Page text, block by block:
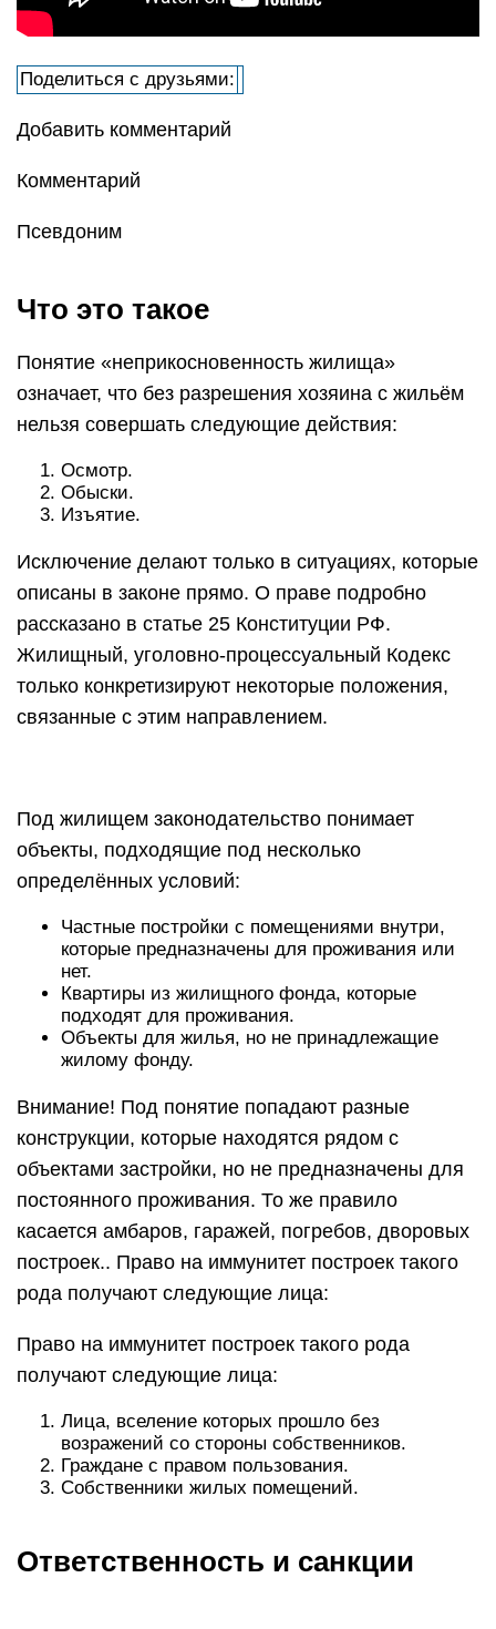
Поделиться с друзьями:
Добавить комментарий
Комментарий
Псевдоним
Что это такое
Понятие «неприкосновенность жилища»
означает, что без разрешения хозяина с жильём
нельзя совершать следующие действия:
Осмотр.
Обыски.
Изъятие.
Исключение делают только в ситуациях, которые
описаны в законе прямо. О праве подробно
рассказано в статье 25 Конституции РФ.
Жилищный, уголовно-процессуальный Кодекс
только конкретизируют некоторые положения,
связанные с этим направлением.
Под жилищем законодательство понимает
объекты, подходящие под несколько
определённых условий:
Частные постройки с помещениями внутри,
которые предназначены для проживания или
нет.
Квартиры из жилищного фонда, которые
подходят для проживания.
Объекты для жилья, но не принадлежащие
жилому фонду.
Внимание! Под понятие попадают разные
конструкции, которые находятся рядом с
объектами застройки, но не предназначены для
постоянного проживания. То же правило
касается амбаров, гаражей, погребов, дворовых
построек.. Право на иммунитет построек такого
рода получают следующие лица:
Право на иммунитет построек такого рода
получают следующие лица:
Лица, вселение которых прошло без
возражений со стороны собственников.
Граждане с правом пользования.
Собственники жилых помещений.
Ответственность и санкции